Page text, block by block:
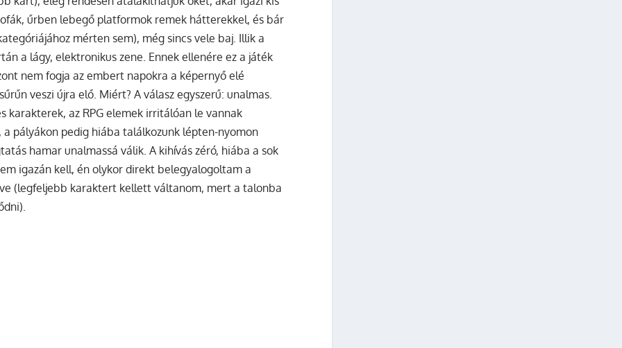
űrben lebegő platformok remek hátterekkel, és bár
mérten sem), még sincs vele baj. Illik a
a lágy, elektronikus zene. Ennek ellenére ez a játék
nem fogja az embert napokra a képernyő elé
veszi újra elő. Miért? A válasz egyszerű: unalmas.
karakterek, az RPG elemek irritálóan le vannak
pályákon pedig hiába találkozunk lépten-nyomon
hamar unalmassá válik. A kihívás zéró, hiába a sok
igazán kell, én olykor direkt belegyalogoltam a
(legfeljebb karaktert kellett váltanom, mert a talonba